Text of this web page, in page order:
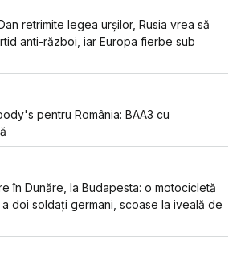
retrimite legea urșilor, Rusia vrea să
anti-război, iar Europa fierbe sub
pentru România: BAA3 cu
în Dunăre, la Budapesta: o motocicletă
a doi soldați germani, scoase la iveală de